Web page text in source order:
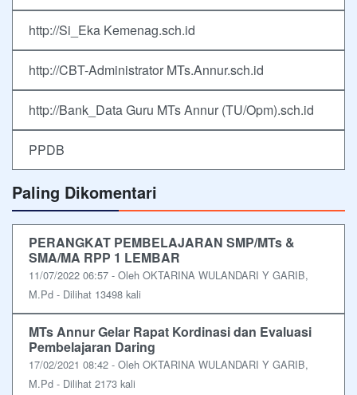
http://Si_Eka Kemenag.sch.id
http://CBT-Administrator MTs.Annur.sch.id
http://Bank_Data Guru MTs Annur (TU/Opm).sch.id
PPDB
Paling Dikomentari
PERANGKAT PEMBELAJARAN SMP/MTs &
SMA/MA RPP 1 LEMBAR
11/07/2022 06:57 - Oleh OKTARINA WULANDARI Y GARIB,
M.Pd - Dilihat 13498 kali
MTs Annur Gelar Rapat Kordinasi dan Evaluasi
Pembelajaran Daring
17/02/2021 08:42 - Oleh OKTARINA WULANDARI Y GARIB,
M.Pd - Dilihat 2173 kali